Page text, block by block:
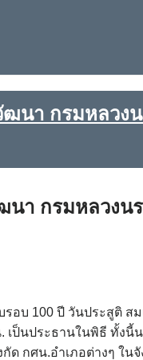
ฒนา กรมหลวง
นา กรมหลวง
บ 100 ปี วันประสูติ สมเ
เป็นประธานในพิธี ทั้ง
กศน.อำเภอต่างๆ ในจั